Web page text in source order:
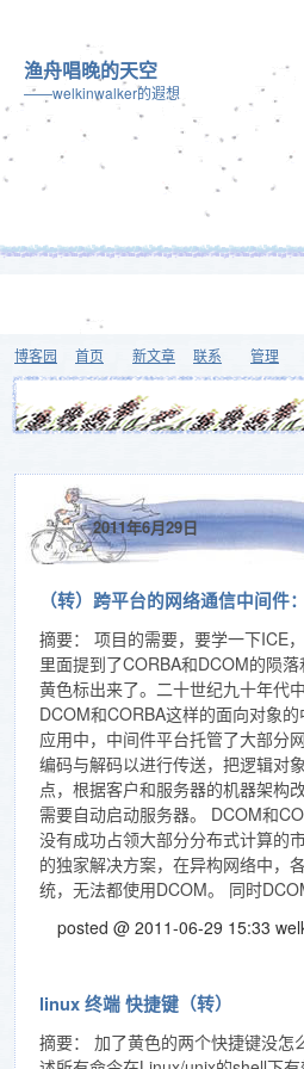
渔舟唱晚的天空
——welkinwalker的遐想
博客园 首页 新文章 联系 管理
2011年6月29日
（转）跨平台的网络通信中间件
摘要： 项目的需要，要学一下ICE
里面提到了CORBA和DCOM的陨
黄色标出来了。二十世纪九十年代
DCOM和CORBA这样的面向对象
应用中，中间件平台托管了大部分
编码与解码以进行传送，把逻辑对
点，根据客户和服务器的机器架构
需要自动启动服务器。 DCOM和
没有成功占领大部分分布式计算的
的独家解决方案，在异构网络中，
统，无法都使用DCOM。 同时
posted @ 2011-06-29 15:33
linux 终端 快捷键（转）
摘要： 加了黄色的两个快捷键没怎